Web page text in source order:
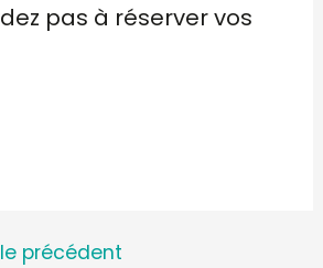
pas à réserver vos
précédent